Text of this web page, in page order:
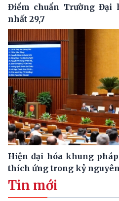
Điểm chuẩn Trường Đại
nhất 29,7
Hiện đại hóa khung
thích ứng trong kỷ
Tin mới